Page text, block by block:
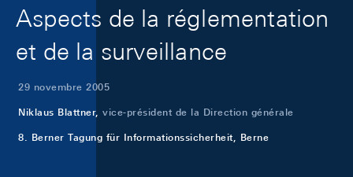
Aspects de la réglementation
et de la surveillance
29 novembre 2005
Niklaus Blattner, vice-président de la Direction générale
8. Berner Tagung für Informationssicherheit, Berne